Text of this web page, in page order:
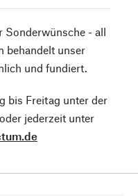
Sonderwünsche - all
behandelt unser
und fundiert.
bis Freitag unter der
jederzeit unter